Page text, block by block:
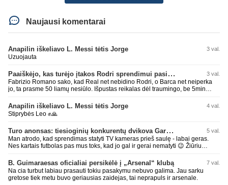
Naujausi komentarai
Anapilin iškeliavo L. Messi tėtis Jorge 3 val.
Uzuojauta
Paaiškėjo, kas turėjo įtakos Rodri sprendimui pasirinkti Barselonos pusę 3 val.
Fabrizio Romano sako, kad Real net nebidino Rodri, o Barca net neiperka
jo, ta prasme 50 liamų nesiūlo. Išpustas reikalas dėl traumingo, be 5min
Anapilin iškeliavo L. Messi tėtis Jorge 4 val.
Stiprybės Leo ✊🙏
Turo anonsas: tiesioginių konkurentų dvikova Gargžduose 5 val.
Man atrodo, kad sprendimas statyti TV kameras prieš saulę - labai geras.
Nes kartais futbolas pas mus toks, kad jo gal ir gerai nematyti 😉 Žiūriu
kaip alaus butelys, kurį ką tik išmaukiau. Linkėjimai Tadui (slapyvardžiu „apie
nieką“), kuris kiek girdėjau, įpūtė akis varvinančių transliacijų dvasią 😀
B. Guimaraesas oficialiai persikėlė į „Arsenal“ klubą 7 val.
Na cia turbut labiau prasauti tokiu pasakymu nebuvo galima. Jau sarku
gretose tiek metu buvo geriausias zaidejas, tai neprapuls ir arsenale.